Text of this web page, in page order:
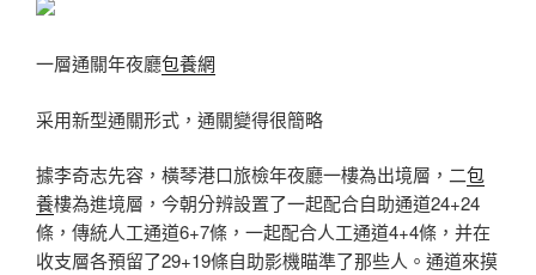
一層通關年夜廳包養網
采用新型通關形式，通關變得很簡略
據李奇志先容，橫琴港口旅檢年夜廳一樓為出境層，二包
養樓為進境層，今朝分辨設置了一起配合自助通道24+24
條，傳統人工通道6+7條，一起配合人工通道4+4條，并在
收支層各預留了29+19條自助影機瞄準了那些人。通道來摸